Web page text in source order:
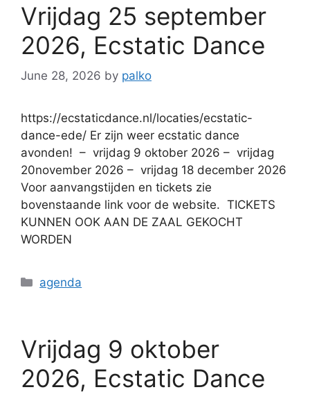
Vrijdag 25 september
2026, Ecstatic Dance
June 28, 2026 by palko
https://ecstaticdance.nl/locaties/ecstatic-
dance-ede/ Er zijn weer ecstatic dance
avonden! – vrijdag 9 oktober 2026 – vrijdag
20november 2026 – vrijdag 18 december 2026
Voor aanvangstijden en tickets zie
bovenstaande link voor de website. TICKETS
KUNNEN OOK AAN DE ZAAL GEKOCHT
WORDEN
agenda
Vrijdag 9 oktober
2026, Ecstatic Dance